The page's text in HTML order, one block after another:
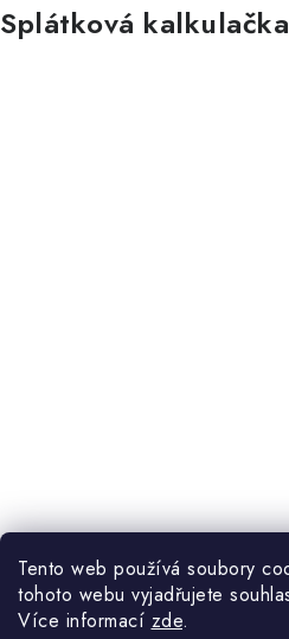
Tento web používá soubory
tohoto webu vyjadřujete
Více informací zde.
Splátková kalkulačka